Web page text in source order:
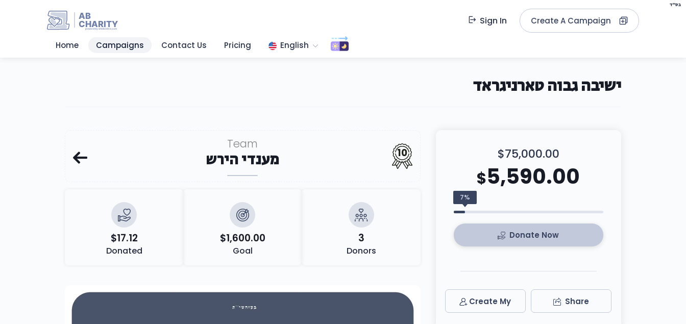
בס"ד
AB
CHARITY
powerd by ahblicklive.com
Home Campaigns Contact Us Pricing English
Sign In Create A Campaign
ישיבה גבוה טארניגראד
Team
מענדי הירש 10
$17.12
Donated
$1,600.00
Goal
3
Donors
$75,000.00
$5,590.00
7%
Donate Now
Create My
Team
Share